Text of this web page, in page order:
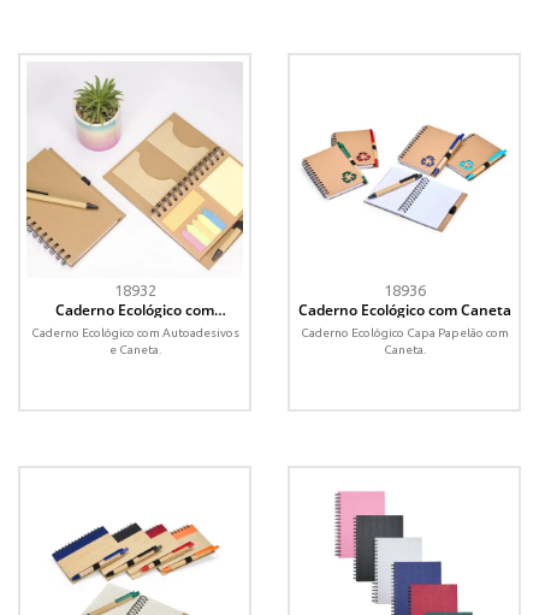
18932
Caderno Ecológico com
Autoadesivos e Caneta
Caderno Ecológico com Autoadesivos
e Caneta.
18936
Caderno Ecológico com Caneta
Caderno Ecológico Capa Papelão com
Caneta.